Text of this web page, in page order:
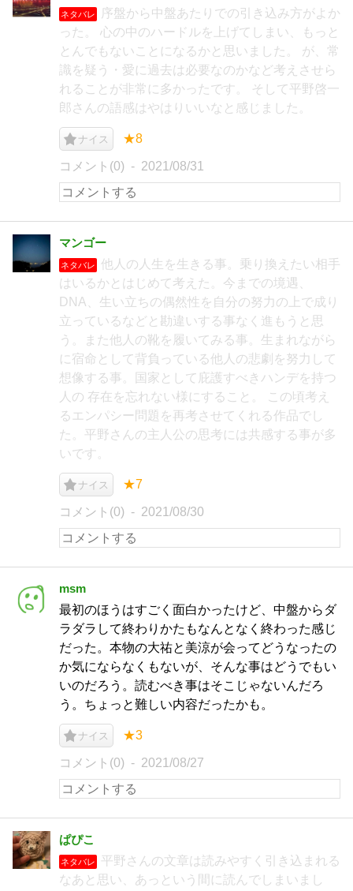
ネタバレ
序盤から中盤あたりでの引き込み方がよか
った。 心の中のハードルを上げてしまい、もっと
とんでもないことになるかと思いました。 が、常
識を疑う・愛に過去は必要なのかなど考えさせら
れることが非常に多かったです。 そして平野啓一
郎さんの語感はやはりいいなと感じました。
ナイス ★8
コメント(0) 2021/08/31
マンゴー
ネタバレ
他人の人生を生きる事。乗り換えたい相手
はいるかとはじめて考えた。今までの境遇、
DNA、生い立ちの偶然性を自分の努力の上で成り
立っているなどと勘違いする事なく進もうと思
う。また他人の靴を履いてみる事。生まれながら
に宿命として背負っている他人の悲劇を努力して
想像する事。国家として庇護すべきハンデを持つ
人の 存在を忘れない様にすること。 この頃考え
るエンパシー問題を再考させてくれる作品でし
た。平野さんの主人公の思考には共感する事が多
いです。
ナイス ★7
コメント(0) 2021/08/30
msm
最初のほうはすごく面白かったけど、中盤からダ
ラダラして終わりかたもなんとなく終わった感じ
だった。本物の大祐と美涼が会ってどうなったの
か気にならなくもないが、そんな事はどうでもい
いのだろう。読むべき事はそこじゃないんだろ
う。ちょっと難しい内容だったかも。
ナイス ★3
コメント(0) 2021/08/27
ぱぴこ
ネタバレ
平野さんの文章は読みやすく引き込まれる
なあと思い、あっという間に読んでしまいまし